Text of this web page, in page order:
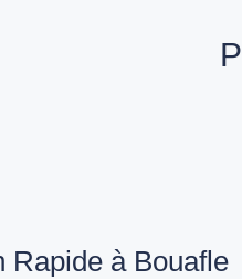
Rapide à Bouafle